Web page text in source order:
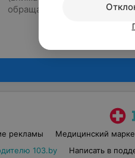
рекламы Медицинский
103.by
Написать в